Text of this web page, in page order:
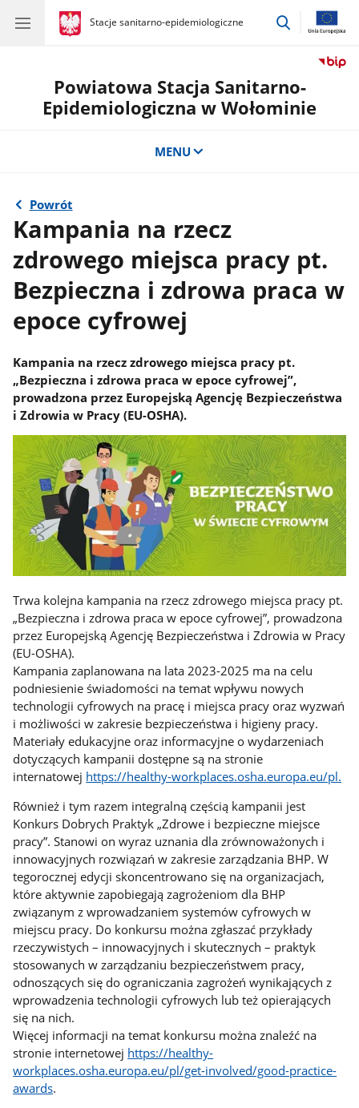
gov.pl
Stacje sanitarno-epidemiologiczne
gov.pl
Stacje
przejdź
Powiatowa Stacja Sanitarno-
Epidemiologiczna w Wołominie
MENU
Powrót
Kampania na rzecz
zdrowego miejsca pracy pt.
Bezpieczna i zdrowa praca w
epoce cyfrowej
Kampania na rzecz zdrowego miejsca pracy pt.
„Bezpieczna i zdrowa praca w epoce cyfrowej”,
prowadzona przez Europejską Agencję Bezpieczeństwa
i Zdrowia w Pracy (EU-OSHA).
Trwa kolejna kampania na rzecz zdrowego miejsca pracy pt.
„Bezpieczna i zdrowa praca w epoce cyfrowej”, prowadzona
przez Europejską Agencję Bezpieczeństwa i Zdrowia w Pracy
(EU-OSHA).
Kampania zaplanowana na lata 2023-2025 ma na celu
podniesienie świadomości na temat wpływu nowych
technologii cyfrowych na pracę i miejsca pracy oraz wyzwań
i możliwości w zakresie bezpieczeństwa i higieny pracy.
Materiały edukacyjne oraz informacyjne o wydarzeniach
dotyczących kampanii dostępne są na stronie
internatowej https://healthy-workplaces.osha.europa.eu/pl.
Również i tym razem integralną częścią kampanii jest
Konkurs Dobrych Praktyk „Zdrowe i bezpieczne miejsce
pracy”. Stanowi on wyraz uznania dla zrównoważonych i
innowacyjnych rozwiązań w zakresie zarządzania BHP. W
tegorocznej edycji skoncentrowano się na organizacjach,
które aktywnie zapobiegają zagrożeniom dla BHP
związanym z wprowadzaniem systemów cyfrowych w
miejscu pracy. Do konkursu można zgłaszać przykłady
rzeczywistych – innowacyjnych i skutecznych – praktyk
stosowanych w zarządzaniu bezpieczeństwem pracy,
odnoszących się do ograniczania zagrożeń wynikających z
wprowadzenia technologii cyfrowych lub też opierających
się na nich.
Więcej informacji na temat konkursu można znaleźć na
stronie internetowej https://healthy-
workplaces.osha.europa.eu/pl/get-involved/good-practice-
awards.